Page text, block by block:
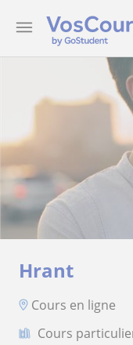
Hrant
Cours en ligne
Cours